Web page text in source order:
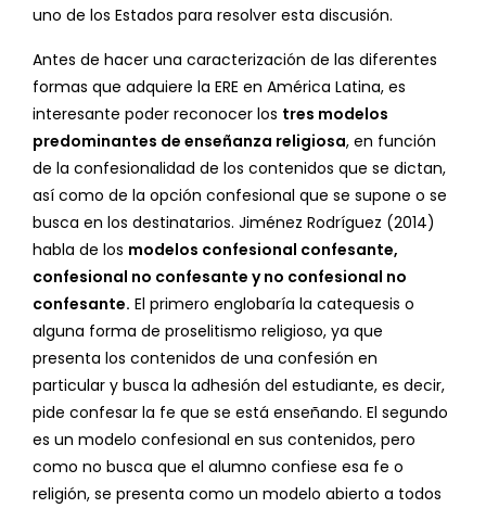
uno de los Estados para resolver esta discusión.
Antes de hacer una caracterización de las diferentes
formas que adquiere la ERE en América Latina, es
interesante poder reconocer los tres modelos
predominantes de enseñanza religiosa, en función
de la confesionalidad de los contenidos que se dictan,
así como de la opción confesional que se supone o se
busca en los destinatarios. Jiménez Rodríguez (2014)
habla de los modelos confesional confesante,
confesional no confesante y no confesional no
confesante. El primero englobaría la catequesis o
alguna forma de proselitismo religioso, ya que
presenta los contenidos de una confesión en
particular y busca la adhesión del estudiante, es decir,
pide confesar la fe que se está enseñando. El segundo
es un modelo confesional en sus contenidos, pero
como no busca que el alumno confiese esa fe o
religión, se presenta como un modelo abierto a todos